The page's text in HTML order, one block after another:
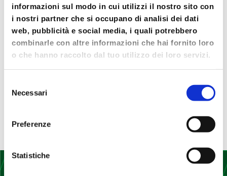
informazioni sul modo in cui utilizzi il nostro sito con
i nostri partner che si occupano di analisi dei dati
web, pubblicità e social media, i quali potrebbero
combinarle con altre informazioni che hai fornito loro
o che hanno raccolto dal tuo utilizzo dei loro servizi.
delNecessari
Preferenze
Statistiche
continues with you.
New corporate video of Med Food
Med Food and Petit Forestier together at
TUTTOFOOD 2023
DRESS YOUR CARDBOARD COOKER UP
Commenti recenti